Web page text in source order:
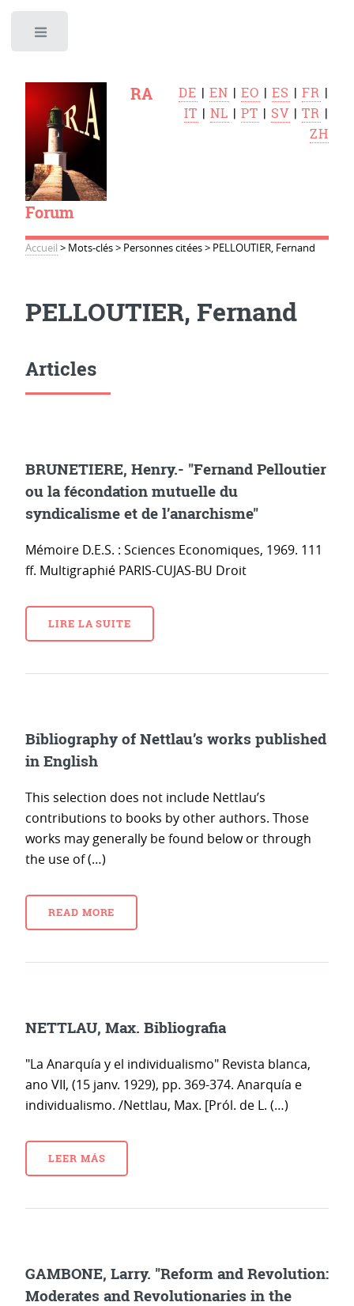
RA
Forum
DE |EN |EO |ES |FR |
IT |NL |PT | SV |TR |
ZH
Accueil > Mots-clés> Personnes citées> PELLOUTIER, Fernand
PELLOUTIER, Fernand
Articles
BRUNETIERE, Henry.- "Fernand Pelloutier
ou la fécondation mutuelle du
syndicalisme et de l’anarchisme"
Mémoire D.E.S. : Sciences Economiques, 1969. 111
ff. Multigraphié PARIS-CUJAS-BU Droit
LIRE LA SUITE
Bibliography of Nettlau’s works published
in English
This selection does not include Nettlau’s
contributions to books by other authors. Those
works may generally be found below or through
the use of (…)
READ MORE
NETTLAU, Max. Bibliografia
"La Anarquía y el individualismo" Revista blanca,
ano VII, (15 janv. 1929), pp. 369-374. Anarquía e
individualismo. /Nettlau, Max. [Pról. de L. (…)
LEER MÁS
GAMBONE, Larry. "Reform and Revolution:
Moderates and Revolutionaries in the